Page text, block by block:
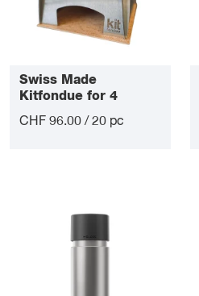
Swiss Made
Kitfondue for 4
CHF 96.00 / 20 pc